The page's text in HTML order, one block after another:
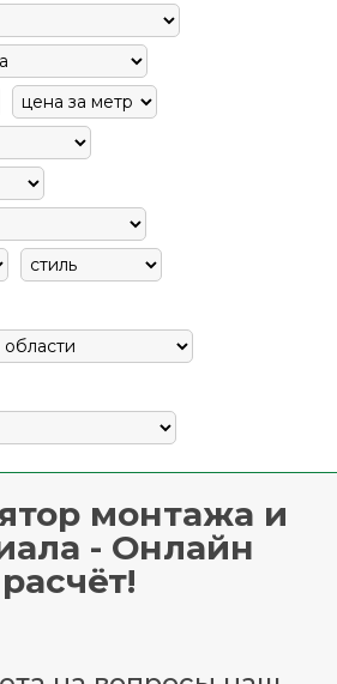
монтажа и
- Онлайн
расчёт!